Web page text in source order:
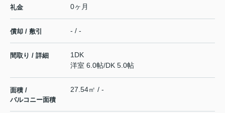
礼金 0ヶ月
償却 / 敷引 - / -
間取り / 詳細
1DK
洋室 6.0帖/DK 5.0帖
面積 /
バルコニー面積
27.54㎡ / -